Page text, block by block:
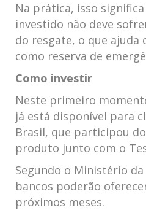
Na prática, isso
investido não deve
do resgate, o que ajuda
como reserva de
Como investir
Neste primeiro
já está disponível para
Brasil, que participou
produto junto com o
Segundo o Ministério
bancos poderão
próximos meses.